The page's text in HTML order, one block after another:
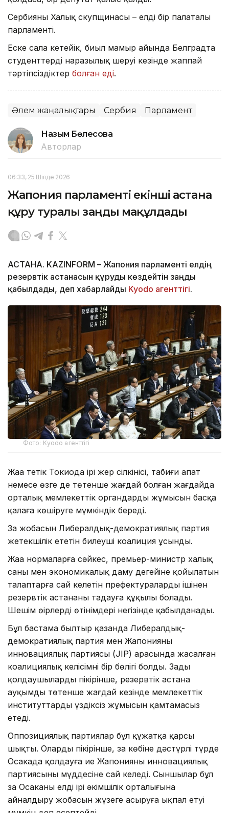
Сербияның Халық скупщинасы – елдің бір палаталы
парламенті.
Еске сала кетейік, биыл мамыр айында Белградта
студенттердің наразылық шеруі кезінде жаппай
тәртіпсіздіктер болған еді.
Әлем жаңалықтары Сербия Парламент
Назым Бөлесова
Авторлар
06:33, 25 Шілде 2026
Жапония парламенті екінші астана
құру туралы заңды мақұлдады
АСТАНА. KAZINFORM – Жапония парламенті елдің
резервтік астанасын құруды көздейтін заңды
қабылдады, деп хабарлайды Kyodo агенттігі.
Фото: Kyodo агенттігі
Жаңа тетік Токиода ірі жер сілкінісі, табиғи апат
немесе өзге де төтенше жағдай болған жағдайда
орталық мемлекеттік органдардың жұмысын басқа
қалаға көшіруге мүмкіндік береді.
Заң жобасын Либералдық-демократиялық партия
жетекшілік ететін билеуші коалиция ұсынды.
Жаңа нормаларға сәйкес, премьер-министр халық
саны мен экономикалық даму деңгейіне қойылатын
талаптарға сай келетін префектуралардың ішінен
резервтік астананы таңдауға құқылы болады.
Шешім өңірлердің өтінімдері негізінде қабылданады.
Бұл бастама былтыр қазанда Либералдық-
демократиялық партия мен Жапонияның
инновациялық партиясы (JIP) арасында жасалған
коалициялық келісімнің бір бөлігі болды. Заңды
қолдаушылардың пікірінше, резервтік астана
ауқымды төтенше жағдай кезінде мемлекеттік
институттардың үздіксіз жұмысын қамтамасыз
етеді.
Оппозициялық партиялар бұл құжатқа қарсы
шықты. Олардың пікірінше, заң көбіне дәстүрлі түрде
Осакада қолдауға ие Жапонияның инновациялық
партиясының мүддесіне сай келеді. Сыншылар бұл
заң Осаканы елдің ірі әкімшілік орталығына
айналдыру жобасын жүзеге асыруға ықпал етуі